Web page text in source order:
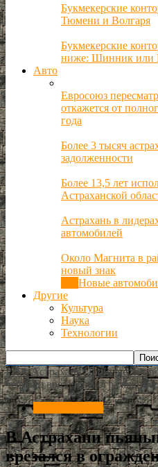
Букмекерские
Тюмени и Волгаря
Букмекерские
ниже: Шинник или
Авто
Евросоюз
откажется от
года
Более 3 тысяч
задолженности
Более 13,5 лет
Астраханской
Астрахань в
автомобилей
Около Магнита в
новый знак
Новые
Другие
Культура
Наука
Технологии
РИА Астрахань Происшествия
чеченец врезался в ограждение
В Астрахани
врезался в